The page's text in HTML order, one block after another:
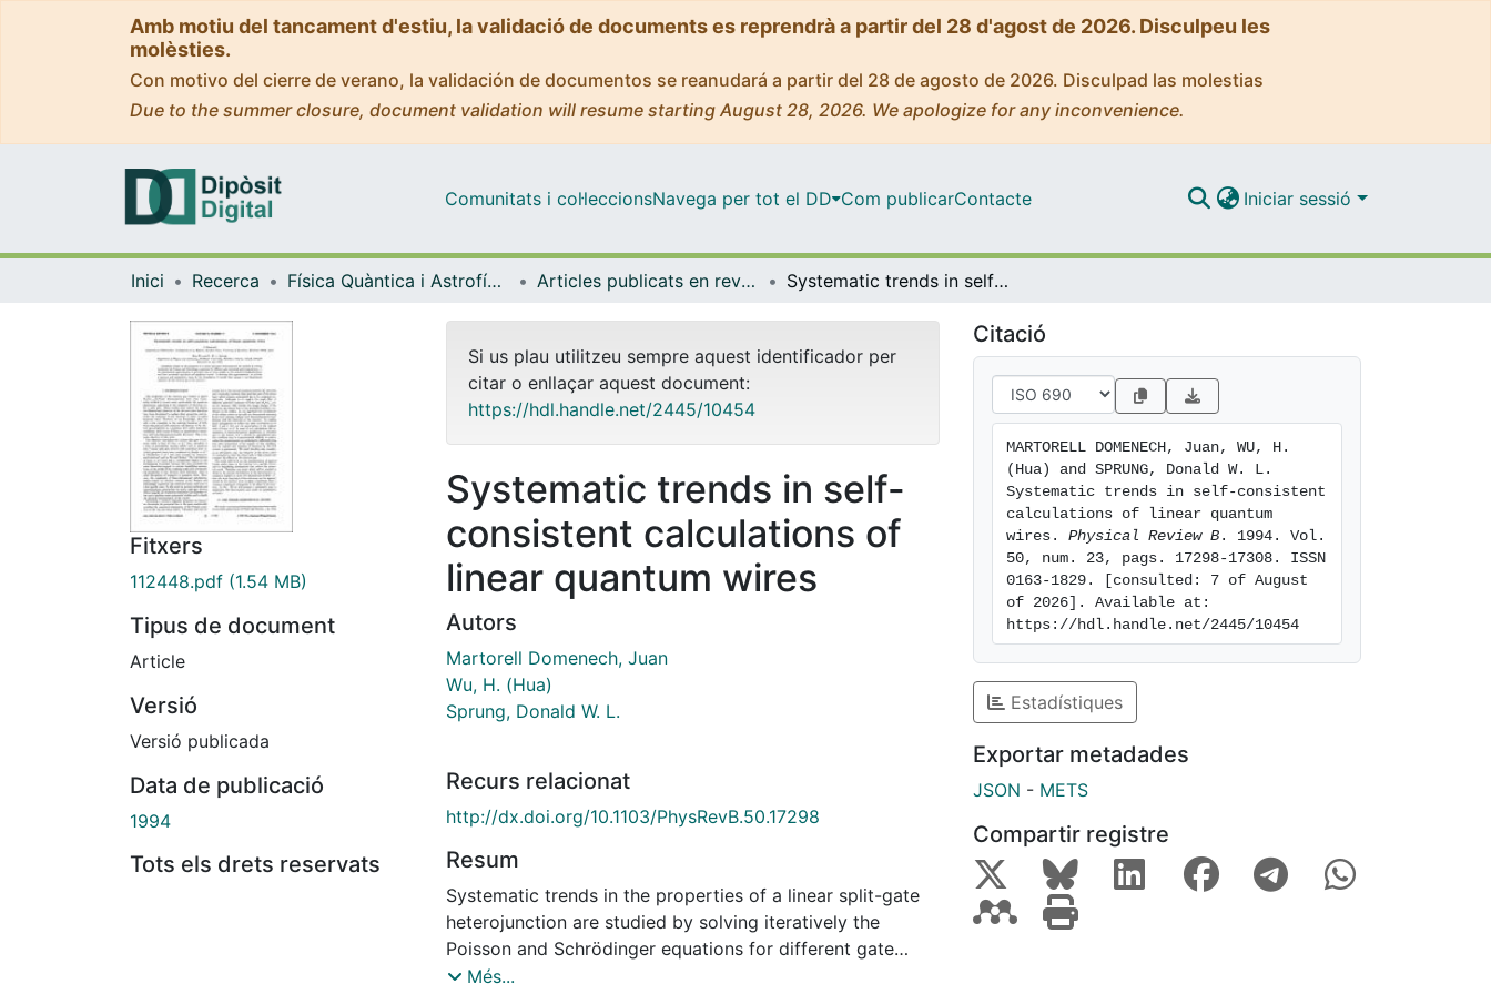
Amb motiu del tancament d'estiu, la validació de documents es reprendrà a partir del 28 d'agost de 2026. Disculpeu les
molèsties.
Con motivo del cierre de verano, la validación de documentos se reanudará a partir del 28 de agosto de 2026. Disculpad las molestias
Due to the summer closure, document validation will resume starting August 28, 2026. We apologize for any inconvenience.
Comunitats i col·leccionsNavega per tot el DD Com publicarContacte Iniciar sessió
Inici Recerca Física Quàntica i Astrofísica Articles publicats en revistes (Física Quàntica i Astrofísica) Systematic trends in self-consistent calculations of linear quantum wires
Fitxers
112448.pdf (1.54 MB)
Tipus de document
Article
Versió
Versió publicada
Data de publicació
1994
Tots els drets reservats
Si us plau utilitzeu sempre aquest identificador per
citar o enllaçar aquest document:
https://hdl.handle.net/2445/10454
Systematic trends in self-
consistent calculations of
linear quantum wires
Autors
Martorell Domenech, Juan
Wu, H. (Hua)
Sprung, Donald W. L.
Recurs relacionat
http://dx.doi.org/10.1103/PhysRevB.50.17298
Resum
Systematic trends in the properties of a linear split-gate
heterojunction are studied by solving iteratively the
Poisson and Schrödinger equations for different gate
potentials and temperatures. A two-dimensional
Més...
Citació
MARTORELL DOMENECH, Juan, WU, H.
(Hua) and SPRUNG, Donald W. L.
Systematic trends in self-consistent
calculations of linear quantum
wires. Physical Review B . 1994. Vol.
50, num. 23, pags. 17298-17308. ISSN
0163-1829. [consulted: 7 of August
of 2026]. Available at:
https://hdl.handle.net/2445/10454
Estadístiques
Exportar metadades
JSON - METS
Compartir registre